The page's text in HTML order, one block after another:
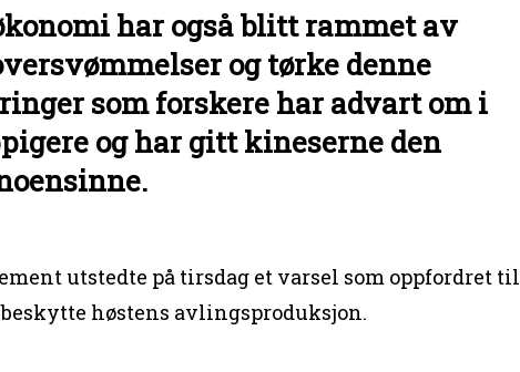
har også blitt rammet av
og tørke denne
som forskere har advart om i
og har gitt kineserne den
utstedte på tirsdag et varsel som oppfordret til
høstens avlingsproduksjon.